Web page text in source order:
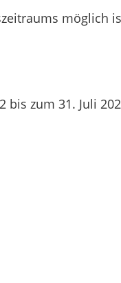
möglich
bis zum 31. Juli